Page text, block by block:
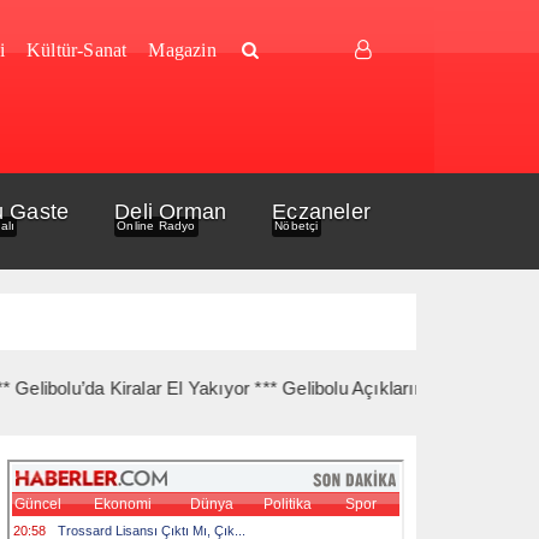
Kültür-Sanat Magazin
Gaste Deli Orman
Online Radyo
Eczaneler
Nöbetçi
Kiralar El Yakıyor *** Gelibolu Açıklarında Gemi Yangını